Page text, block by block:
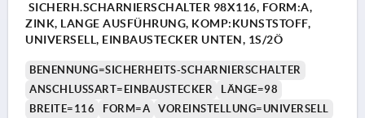
SICHERH.SCHARNIERSCHALTER 98X116, FORM:A,
ZINK, LANGE AUSFÜHRUNG, KOMP:KUNSTSTOFF,
UNIVERSELL, EINBAUSTECKER UNTEN, 1S/2Ö
BENENNUNG=SICHERHEITS-SCHARNIERSCHALTER
ANSCHLUSSART=EINBAUSTECKER
LÄNGE=98
BREITE=116
FORM=A
VOREINSTELLUNG=UNIVERSELL